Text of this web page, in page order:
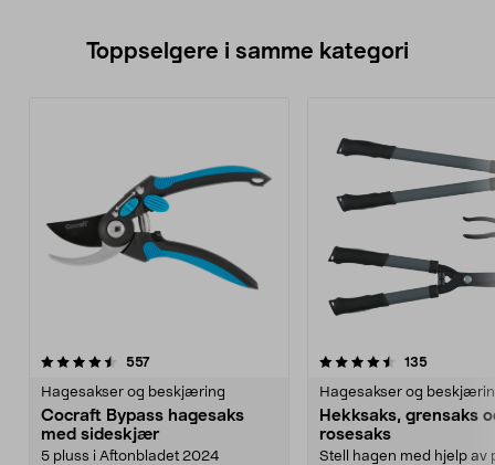
Toppselgere i samme kategori
557anmeldelser
Hagesakser og beskjæring
Cocraft Bypass hagesaks
med sideskjær
5 pluss i Aftonbladet 2024
4.5 av 5 stjerner 135
Hagesakser og
Hekksaks, grensaks
rosesaks
Stell hagen med hjelp av
5.0 av 5 stjerner